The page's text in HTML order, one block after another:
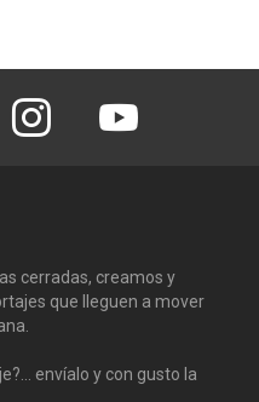
Instagram Youtube
cerradas, creamos y
que lleguen a mover
envíalo y con gusto la